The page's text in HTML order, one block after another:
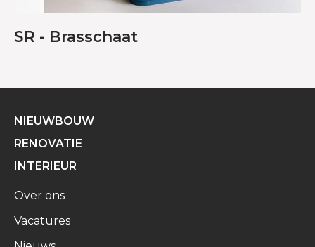
SR - Brasschaat
NIEUWBOUW
RENOVATIE
INTERIEUR
Over ons
Vacatures